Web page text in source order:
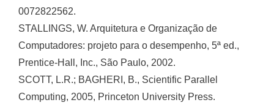
0072822562.
STALLINGS, W. Arquitetura e Organização de
Computadores: projeto para o desempenho, 5ª ed.,
Prentice-Hall, Inc., São Paulo, 2002.
SCOTT, L.R.; BAGHERI, B., Scientific Parallel
Computing, 2005, Princeton University Press.